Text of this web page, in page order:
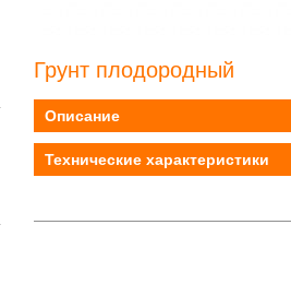
Грунт плодородный
Описание
Технические характеристики